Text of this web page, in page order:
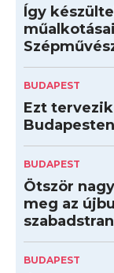
Így
BUDAPEST
Ezt
Budapesten
BUDAPEST
Ötször
meg az
BUDAPEST